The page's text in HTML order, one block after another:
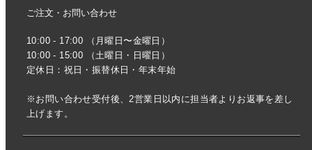
ご注文・お問い合わせ
10:00 - 17:00 （月曜日〜金曜日）
10:00 - 15:00 （土曜日・日曜日）
定休日：祝日・振替休日・年末年始
※お問い合わせ受付後、2営業日以内に担当者よりお返事を差し
上げます。